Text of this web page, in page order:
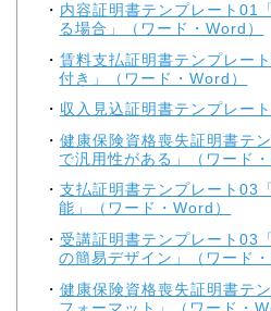
内容証明書テンプレート01
る場合」（ワード・Word）
賃料支払証明書テンプレー
付き」（ワード・Word）
収入見込証明書テンプレー
健康保険資格喪失証明書テ
で汎用性がある」（ワード・
支払証明書テンプレート03
能」（ワード・Word）
受講証明書テンプレート03
の簡易デザイン」（ワード・
健康保険資格喪失証明書テ
フォーマット」（ワード・